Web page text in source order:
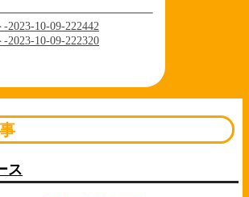
2023-10-09-222442
2023-10-09-222320
ス